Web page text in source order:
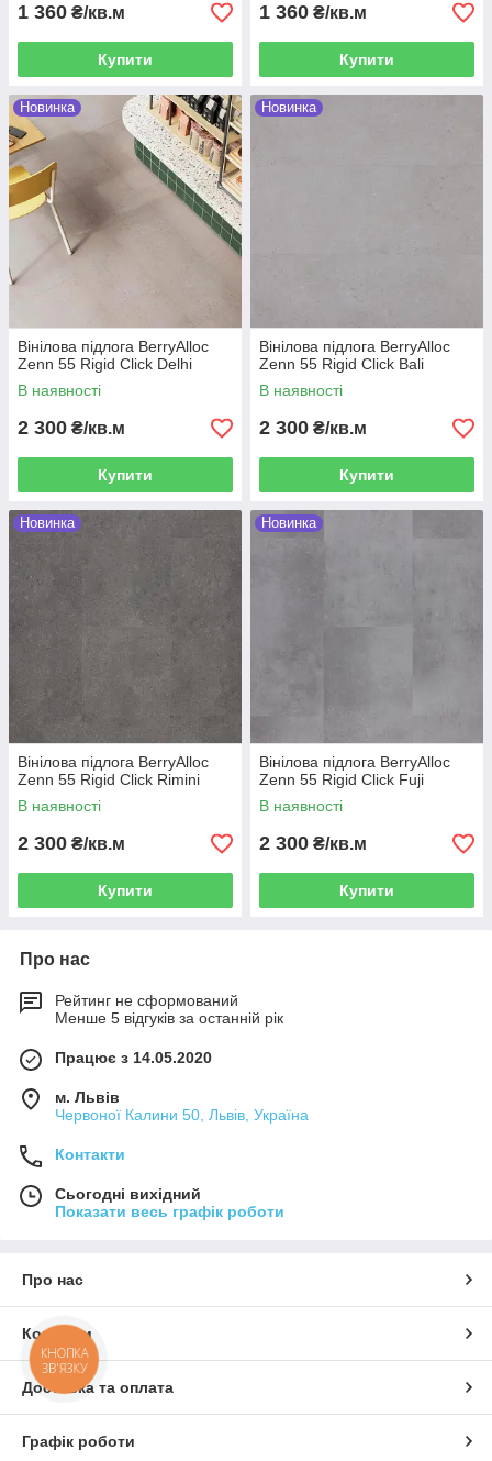
1 360 ₴/кв.м
Купити
1 360 ₴/кв.м
Купити
Новинка
Вінілова підлога BerryAlloc
Zenn 55 Rigid Click Delhi
В наявності
2 300 ₴/кв.м
Купити
Новинка
Вінілова підлога BerryAlloc
Zenn 55 Rigid Click Bali
В наявності
2 300 ₴/кв.м
Купити
Новинка
Вінілова підлога BerryAlloc
Zenn 55 Rigid Click Rimini
В наявності
2 300 ₴/кв.м
Купити
Новинка
Вінілова підлога BerryAlloc
Zenn 55 Rigid Click Fuji
В наявності
2 300 ₴/кв.м
Купити
Про нас
Рейтинг не сформований
Менше 5 відгуків за останній рік
Працює з 14.05.2020
м. Львів
Червоної Калини 50, Львів, Україна
Контакти
Сьогодні вихідний
Показати весь графік роботи
Про нас
Контакти
Доставка та оплата
Графік роботи
КНОПКА
ЗВ'ЯЗКУ